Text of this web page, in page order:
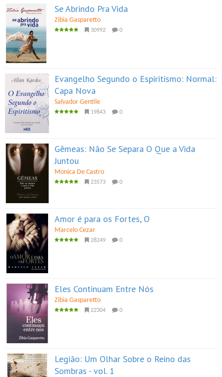
Se Abrindo Pra Vida
Zibia Gasparetto
30992 0
Evangelho Segundo o Espiritismo: Normal:
Capa Nova
Salvador Gentile
19843 0
Gêmeas: Não Se Separa O Que a Vida
Juntou
Monica De Castro
23573 0
Amor é para os Fortes, O
Marcelo Cezar
28249 0
Eles Continuam Entre Nós
Zibia Gasparetto
22304 0
Legião: Um Olhar Sobre o Reino das
Sombras - vol. 1